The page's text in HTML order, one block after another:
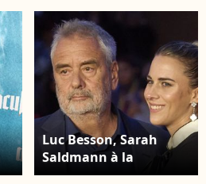
: Luc Besson, Sarah
USA / Bestimage
Luc Besson, Sarah
Saldmann à la
première du film